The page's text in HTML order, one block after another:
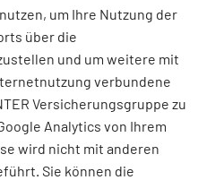
um Ihre Nutzung der
über die
und um weitere mit
verbundene
Versicherungsgruppe zu
Analytics von Ihrem
wird nicht mit anderen
Sie können die